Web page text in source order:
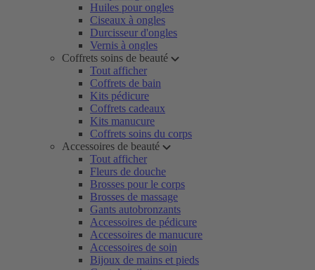
Huiles pour ongles
Ciseaux à ongles
Durcisseur d'ongles
Vernis à ongles
Coffrets soins de beauté
Tout afficher
Coffrets de bain
Kits pédicure
Coffrets cadeaux
Kits manucure
Coffrets soins du corps
Accessoires de beauté
Tout afficher
Fleurs de douche
Brosses pour le corps
Brosses de massage
Gants autobronzants
Accessoires de pédicure
Accessoires de manucure
Accessoires de soin
Bijoux de mains et pieds